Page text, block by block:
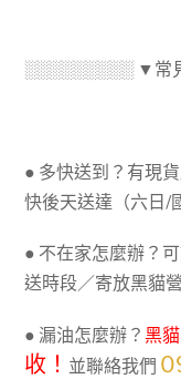
░░░░░░░░░ ▼常
● 多快送到？有現
快後天送達（六日/
● 不在家怎麼辦？
送時段／寄放黑貓
● 漏油怎麼辦？黑
收！ 並聯絡我們